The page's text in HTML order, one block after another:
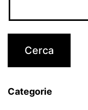
Categorie